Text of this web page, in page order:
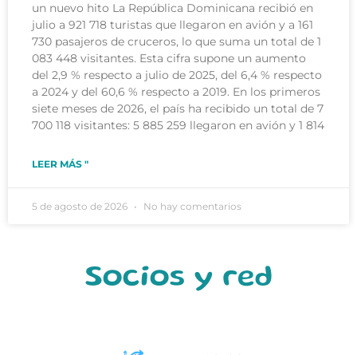
un nuevo hito La República Dominicana recibió en
julio a 921 718 turistas que llegaron en avión y a 161
730 pasajeros de cruceros, lo que suma un total de 1
083 448 visitantes. Esta cifra supone un aumento
del 2,9 % respecto a julio de 2025, del 6,4 % respecto
a 2024 y del 60,6 % respecto a 2019. En los primeros
siete meses de 2026, el país ha recibido un total de 7
700 118 visitantes: 5 885 259 llegaron en avión y 1 814
LEER MÁS "
5 de agosto de 2026 No hay comentarios
Socios y red